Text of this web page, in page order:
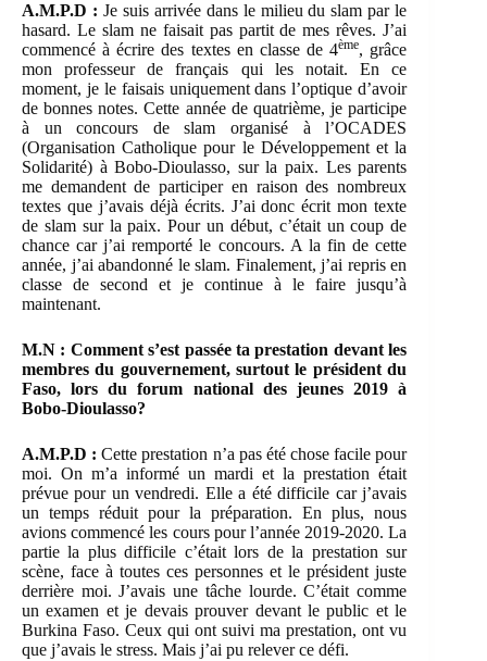
A.M.P.D : Je suis arrivée dans le milieu du slam par le
hasard. Le slam ne faisait pas partit de mes rêves. J’ai
commencé à écrire des textes en classe de 4ème, grâce
mon professeur de français qui les notait. En ce
moment, je le faisais uniquement dans l’optique d’avoir
de bonnes notes. Cette année de quatrième, je participe
à un concours de slam organisé à l’OCADES
(Organisation Catholique pour le Développement et la
Solidarité) à Bobo-Dioulasso, sur la paix. Les parents
me demandent de participer en raison des nombreux
textes que j’avais déjà écrits. J’ai donc écrit mon texte
de slam sur la paix. Pour un début, c’était un coup de
chance car j’ai remporté le concours. A la fin de cette
année, j’ai abandonné le slam. Finalement, j’ai repris en
classe de second et je continue à le faire jusqu’à
maintenant.
M.N : Comment s’est passée ta prestation devant les
membres du gouvernement, surtout le président du
Faso, lors du forum national des jeunes 2019 à
Bobo-Dioulasso?
A.M.P.D : Cette prestation n’a pas été chose facile pour
moi. On m’a informé un mardi et la prestation était
prévue pour un vendredi. Elle a été difficile car j’avais
un temps réduit pour la préparation. En plus, nous
avions commencé les cours pour l’année 2019-2020. La
partie la plus difficile c’était lors de la prestation sur
scène, face à toutes ces personnes et le président juste
derrière moi. J’avais une tâche lourde. C’était comme
un examen et je devais prouver devant le public et le
Burkina Faso. Ceux qui ont suivi ma prestation, ont vu
que j’avais le stress. Mais j’ai pu relever ce défi.